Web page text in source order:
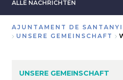
ALLE NACHRICHTEN
AJUNTAMENT DE SANTANYI
UNSERE GEMEINSCHAFT
UNSERE GEMEINSCHAFT